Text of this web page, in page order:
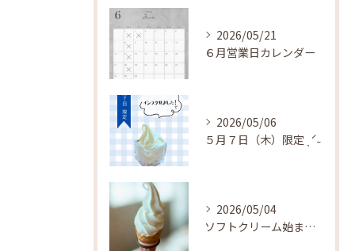
2026/05/21
６月営業日カレンダー
2026/05/06
５月７日（木）限定 ˎˊ˗
2026/05/04
ソフトクリーム始まりました ˎˊ˗